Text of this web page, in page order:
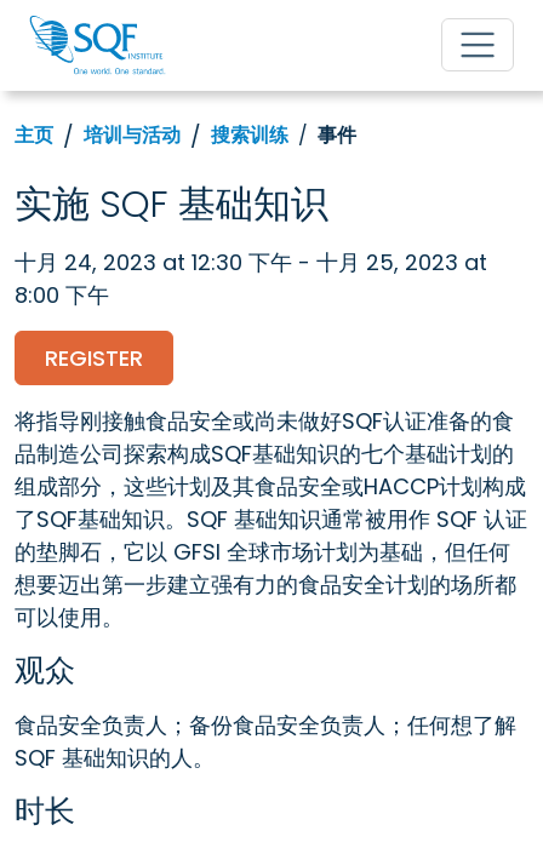
主页 培训与活动 搜索训练 事件
实施 SQF 基础知识
十月 24, 2023 at 12:30 下午 - 十月 25, 2023 at
8:00 下午
REGISTER
将指导刚接触食品安全或尚未做好SQF认证准备的食
品制造公司探索构成SQF基础知识的七个基础计划的
组成部分，这些计划及其食品安全或HACCP计划构成
了SQF基础知识。SQF 基础知识通常被用作 SQF 认证
的垫脚石，它以 GFSI 全球市场计划为基础，但任何
想要迈出第一步建立强有力的食品安全计划的场所都
可以使用。
观众
食品安全负责人；备份食品安全负责人；任何想了解
SQF 基础知识的人。
时长